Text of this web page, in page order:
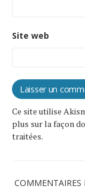
Site web
Ce site utilise
plus sur la façon
traitées.
COMMENTAIRES